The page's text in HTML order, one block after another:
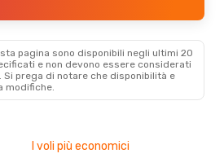
pagina sono disponibili negli ultimi 20
e non devono essere considerati
Si prega di notare che disponibilità e
modifiche.
I voli più economici